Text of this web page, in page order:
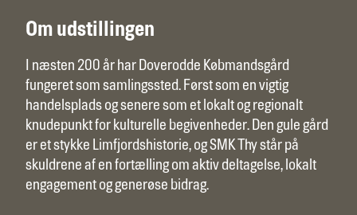
Om udstillingen
I næsten 200 år har Doverodde Købmandsgård
fungeret som samlingssted. Først som en vigtig
handelsplads og senere som et lokalt og regionalt
knudepunkt for kulturelle begivenheder. Den gule gård
er et stykke Limfjordshistorie, og SMK Thy står på
skuldrene af en fortælling om aktiv deltagelse, lokalt
engagement og generøse bidrag.